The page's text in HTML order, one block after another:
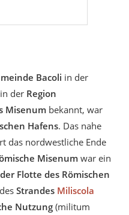
Bacoli in der
in der Region
Misenum bekannt, war
Hafens. Das nahe
das nordwestliche Ende
Misenumwar ein
Flotte des Römischen
Strandes Miliscola
Nutzung (militum